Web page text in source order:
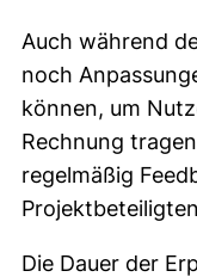
Auch während
noch
können, um
Rechnung
regelmäßig
Die Dauer der